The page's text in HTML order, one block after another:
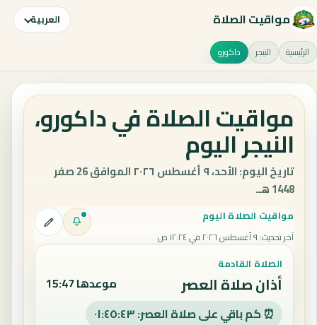
مواقيت الصلاة العربية
الرئيسية النيجر داكورو
مواقيت الصلاة في داكورو،
النيجر اليوم
تاريخ اليوم: الأحد، ٩ أغسطس ٢٠٢٦ الموافق 26 صفر
1448 هـ.
مواقيت الصلاة اليوم
آخر تحديث: ٩ أغسطس ٢٠٢٦ في ١٢:٢٤ ص
الصلاة القادمة
أذان صلاة العصر موعدها 15:47
⏰ كم باقي على صلاة العصر: ٠١:٤٥:٤٢